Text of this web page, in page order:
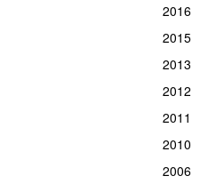
2016
2015
2013
2012
2011
2010
2006